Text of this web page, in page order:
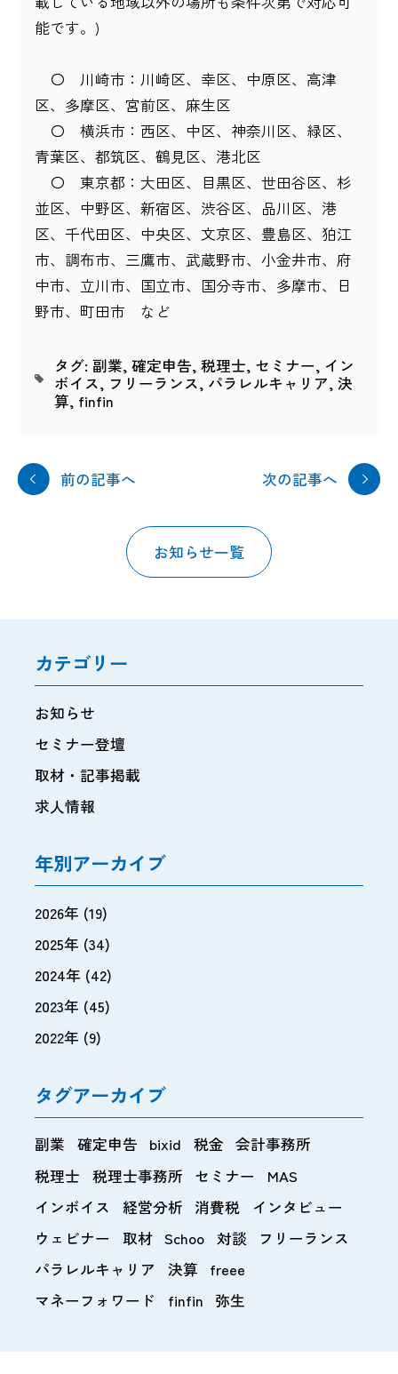
能です。)
〇 川崎市：川崎区、幸区、中原区、高津
区、多摩区、宮前区、麻生区
〇 横浜市：西区、中区、神奈川区、緑区、
青葉区、都筑区、鶴見区、港北区
〇 東京都：大田区、目黒区、世田谷区、杉
並区、中野区、新宿区、渋谷区、品川区、港
区、千代田区、中央区、文京区、豊島区、狛江
市、調布市、三鷹市、武蔵野市、小金井市、府
中市、立川市、国立市、国分寺市、多摩市、日
野市、町田市 など
タグ: 副業, 確定申告, 税理士, セミナー, イン
ボイス, フリーランス, パラレルキャリア, 決
算, finfin
前の記事へ
お知らせ一覧
次の記事へ
カテゴリー
お知らせ
セミナー登壇
取材・記事掲載
求人情報
年別アーカイブ
2026年 (19)
2025年 (34)
2024年 (42)
2023年 (45)
2022年 (9)
タグアーカイブ
副業 確定申告 bixid 税金 会計事務所
税理士
税理士事務所 セミナー
MAS
インボイス
経営分析 消費税
インタビュー
ウェビナー
取材 Schoo 対談
フリーランス
パラレルキャリア
決算
freee
マネーフォワード
finfin 弥生